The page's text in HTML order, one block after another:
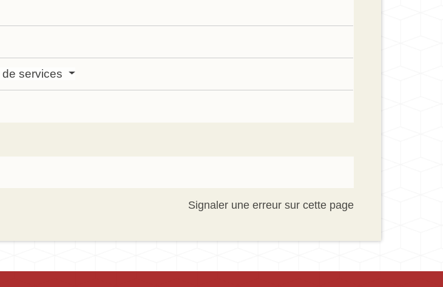
services
Signaler une erreur sur cette page